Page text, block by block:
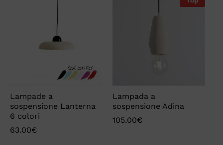
Lampade a
sospensione Lanterna
6 colori
63.00€
Lampada a
sospensione Adina
105.00€